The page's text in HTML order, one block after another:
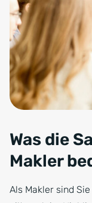
Was die
Makler
Als Makler sind